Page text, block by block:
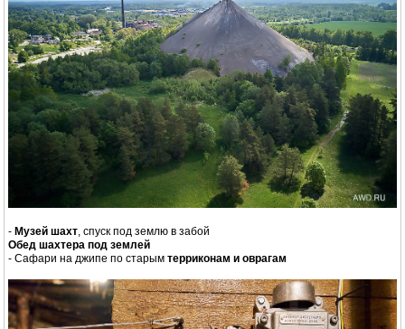
- Музей шахт, спуск под землю в забой
Обед шахтера под землей
- Сафари на джипе по старым терриконам и оврагам